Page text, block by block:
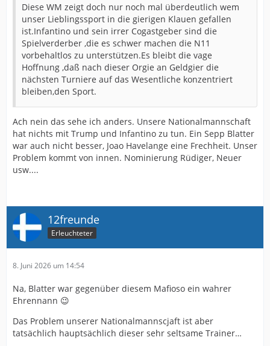
Diese WM zeigt doch nur noch mal überdeutlich wem
unser Lieblingssport in die gierigen Klauen gefallen
ist.Infantino und sein irrer Cogastgeber sind die
Spielverderber ,die es schwer machen die N11
vorbehaltlos zu unterstützen.Es bleibt die vage
Hoffnung ,daß nach dieser Orgie an Geldgier die
nächsten Turniere auf das Wesentliche konzentriert
bleiben,den Sport.
Ach nein das sehe ich anders. Unsere Nationalmannschaft
hat nichts mit Trump und Infantino zu tun. Ein Sepp Blatter
war auch nicht besser, Joao Havelange eine Frechheit. Unser
Problem kommt von innen. Nominierung Rüdiger, Neuer
usw....
12freunde
Erleuchteter
8. Juni 2026 um 14:54
Na, Blatter war gegenüber diesem Mafioso ein wahrer
Ehrennann 😉
Das Problem unserer Nationalmannscjaft ist aber
tatsächlich hauptsächlich dieser sehr seltsame Trainer…